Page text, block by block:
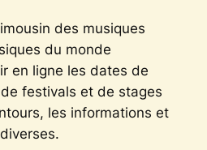
des musiques
du monde
en ligne les dates de
festivals et de stages
les informations et